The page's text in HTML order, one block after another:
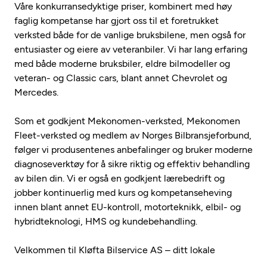
Våre konkurransedyktige priser, kombinert med høy
faglig kompetanse har gjort oss til et foretrukket
verksted både for de vanlige bruksbilene, men også for
entusiaster og eiere av veteranbiler. Vi har lang erfaring
med både moderne bruksbiler, eldre bilmodeller og
veteran- og Classic cars, blant annet Chevrolet og
Mercedes.
Som et godkjent Mekonomen-verksted, Mekonomen
Fleet-verksted og medlem av Norges Bilbransjeforbund,
følger vi produsentenes anbefalinger og bruker moderne
diagnoseverktøy for å sikre riktig og effektiv behandling
av bilen din. Vi er også en godkjent lærebedrift og
jobber kontinuerlig med kurs og kompetanseheving
innen blant annet EU-kontroll, motorteknikk, elbil- og
hybridteknologi, HMS og kundebehandling.
Velkommen til Kløfta Bilservice AS – ditt lokale